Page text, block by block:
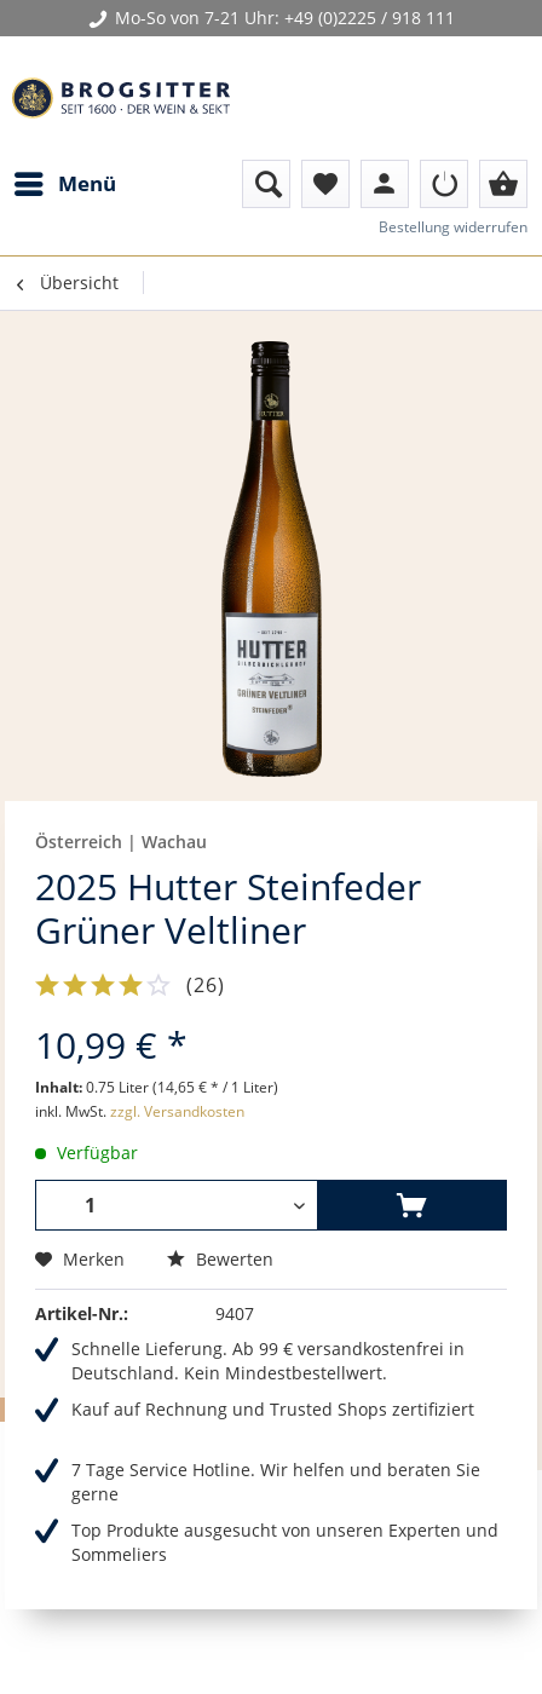
Mo-So von 7-21 Uhr: +49 (0)2225 / 918 111
Menü favorite person shopping_basket
Bestellung widerrufen
Übersicht
Österreich | Wachau
2025 Hutter Steinfeder
Grüner Veltliner
(26)
10,99 € *
Inhalt:0.75 Liter (14,65 € * / 1 Liter)
inkl. MwSt.zzgl. Versandkosten
Verfügbar
Merken Bewerten
Artikel-Nr.:
9407
Schnelle Lieferung. Ab 99 € versandkostenfrei in
Deutschland. Kein Mindestbestellwert.
Kauf auf Rechnung und Trusted Shops zertifiziert
7 Tage Service Hotline. Wir helfen und beraten Sie
gerne
Top Produkte ausgesucht von unseren Experten und
Sommeliers